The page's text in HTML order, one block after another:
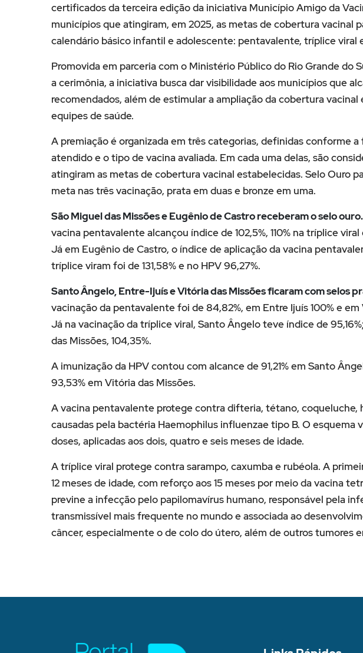
certificados da terceira edição da iniciativa Município Amigo da
municípios que atingiram, em 2025, as metas de cobertura vacinal
calendário básico infantil e adolescente: pentavalente, tríplice viral
Promovida em parceria com o Ministério Público do Rio Grande do
a cerimônia, a iniciativa busca dar visibilidade aos municípios que
recomendados, além de estimular a ampliação da cobertura
equipes de saúde.
A premiação é organizada em três categorias, definidas conforme
atendido e o tipo de vacina avaliada. Em cada uma delas, são
atingiram as metas de cobertura vacinal estabelecidas. Selo Ouro
meta nas três vacinação, prata em duas e bronze em uma.
São Miguel das Missões e Eugênio de Castro receberam o selo ouro.
vacina pentavalente alcançou índice de 102,5%, 110% na tríplice
Já em Eugênio de Castro, o índice de aplicação da vacina
tríplice viram foi de 131,58% e no HPV 96,27%.
Santo Ângelo, Entre-Ijuís e Vitória das Missões ficaram com selos
vacinação da pentavalente foi de 84,82%, em Entre Ijuís 100% e
Já na vacinação da tríplice viral, Santo Ângelo teve índice de
das Missões, 104,35%.
A imunização da HPV contou com alcance de 91,21% em Santo
93,53% em Vitória das Missões.
A vacina pentavalente protege contra difteria, tétano, coqueluche,
causadas pela bactéria Haemophilus influenzae tipo B. O esquema
doses, aplicadas aos dois, quatro e seis meses de idade.
A tríplice viral protege contra sarampo, caxumba e rubéola. A
12 meses de idade, com reforço aos 15 meses por meio da vacina
previne a infecção pelo papilomavírus humano, responsável pela
transmissível mais frequente no mundo e associada ao
câncer, especialmente o de colo do útero, além de outros tumores